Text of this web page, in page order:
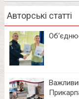
Авторські статті